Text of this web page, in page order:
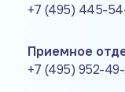
+7 (495) 445-
Приемное
+7 (495) 952-